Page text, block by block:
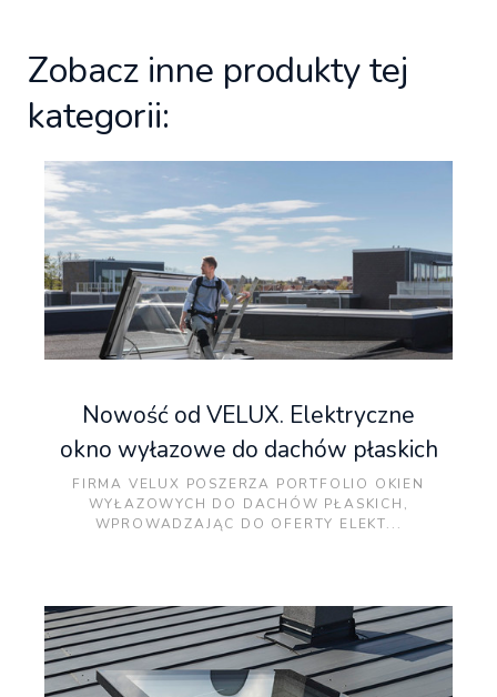
Zobacz inne produkty tej
kategorii:
Nowość od VELUX. Elektryczne
okno wyłazowe do dachów płaskich
FIRMA VELUX POSZERZA PORTFOLIO OKIEN
WYŁAZOWYCH DO DACHÓW PŁASKICH,
WPROWADZAJĄC DO OFERTY ELEKT...